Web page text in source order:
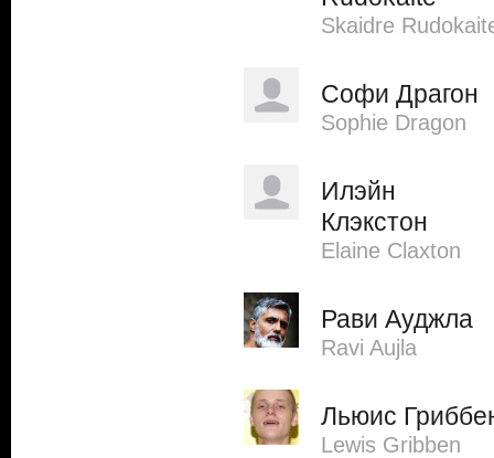
Skaidre
Софи Драгон
Sophie Dragon
Илэйн
Клэкстон
Elaine Claxton
Рави Ауджла
Ravi Aujla
Льюис
Lewis Gribben